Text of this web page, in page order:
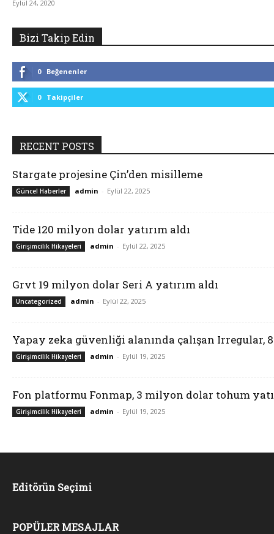
Eylül 24, 2020
Bizi Takip Edin
0 Beğenenler
0 Takipçiler
RECENT POSTS
Stargate projesine Çin’den misilleme
Güncel Haberler admin - Eylül 22, 2025
Tide 120 milyon dolar yatırım aldı
Girişimcilik Hikayeleri admin - Eylül 22, 2025
Grvt 19 milyon dolar Seri A yatırım aldı
Uncategorized admin - Eylül 22, 2025
Yapay zeka güvenliği alanında çalışan Irregular,
Girişimcilik Hikayeleri admin - Eylül 19, 2025
Fon platformu Fonmap, 3 milyon dolar tohum
Girişimcilik Hikayeleri admin - Eylül 19, 2025
Editörün Seçimi
POPÜLER MESAJLAR